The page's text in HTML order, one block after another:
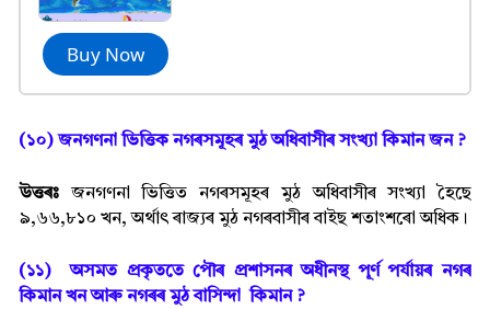
Buy Now
(১০) জনগণনা ভিত্তিক নগৰসমূহৰ মুঠ অধিবাসীৰ সংখ্যা কিমান জন ?
উত্তৰঃ জনগণনা ভিত্তিত নগৰসমূহৰ মুঠ অধিবাসীৰ সংখ্যা হৈছে
৯,৬৬,৮১০ খন, অৰ্থাৎ ৰাজ্যৰ মুঠ নগৰবাসীৰ বাইছ শতাংশৰো অধিক।
(১১) অসমত প্ৰকৃততে পৌৰ প্ৰশাসনৰ অধীনস্থ পূৰ্ণ পৰ্যায়ৰ নগৰ
কিমান খন আৰু নগৰৰ মুঠ বাসিন্দা কিমান ?